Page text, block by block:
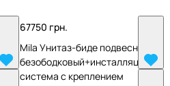
67750 грн.
Mila Унитаз-биде подвесной,
система с креплением